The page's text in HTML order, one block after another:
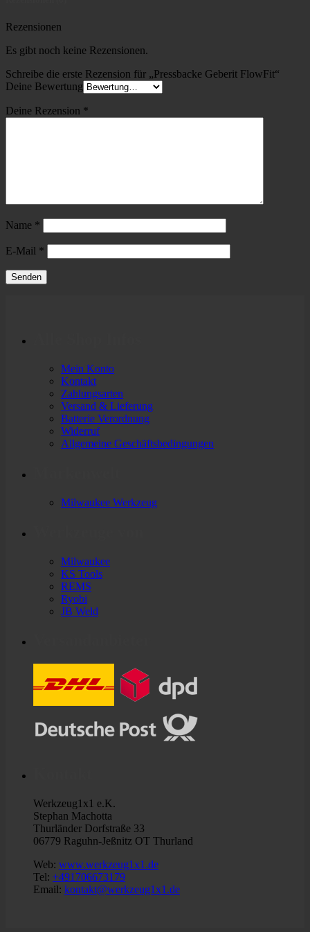
Rezensionen
Es gibt noch keine Rezensionen.
Schreibe die erste Rezension für „Pressbacke Geberit FlowFit“
Deine Bewertung
Deine Rezension *
Name *
E-Mail *
Mein Konto
Kontakt
Zahlungsarten
Versand & Lieferung
Batterie Verordnung
Widerruf
Allgemeine Geschäftsbedingungen
Milwaukee Werkzeug
Milwaukee
KS Tools
REMS
Ryobi
JB Weld
Werkzeug1x1 e.K.
Stephan Machotta
Thurländer Dorfstraße 33
06779 Raguhn-Jeßnitz OT Thurland
Web: www.werkzeug1x1.de
Tel: +491706673179
Email: kontakt@werkzeug1x1.de